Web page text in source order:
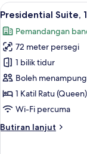
Lihat
semua
foto
untuk
Presidential
Suite,
1
Bedroom
12
Presidential Suite,
Pemandangan
72 meter persegi
1 bilik tidur
Boleh
1 Katil Ratu (Queen)
Wi-Fi percuma
Butiran lanjut
Butiran